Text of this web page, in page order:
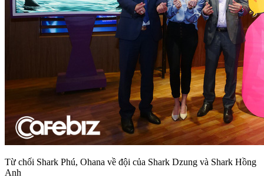
Từ chối Shark Phú, Ohana về đội của Shark Dzung và Shark Hồng
Anh